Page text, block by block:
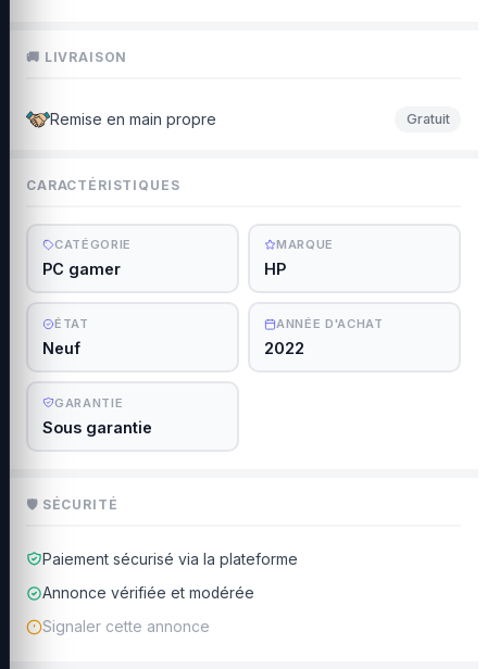
CARACTÉRISTIQUES
CATÉGORIE
PC gamer
MARQUE
HP
ÉTAT
Neuf
ANNÉE D'ACHAT
2022
GARANTIE
Sous garantie
🛡 SÉCURITÉ
Paiement sécurisé via la plateforme
Annonce vérifiée et modérée
Signaler cette annonce
🚚 LIVRAISON
Remise en main propre Gratuit